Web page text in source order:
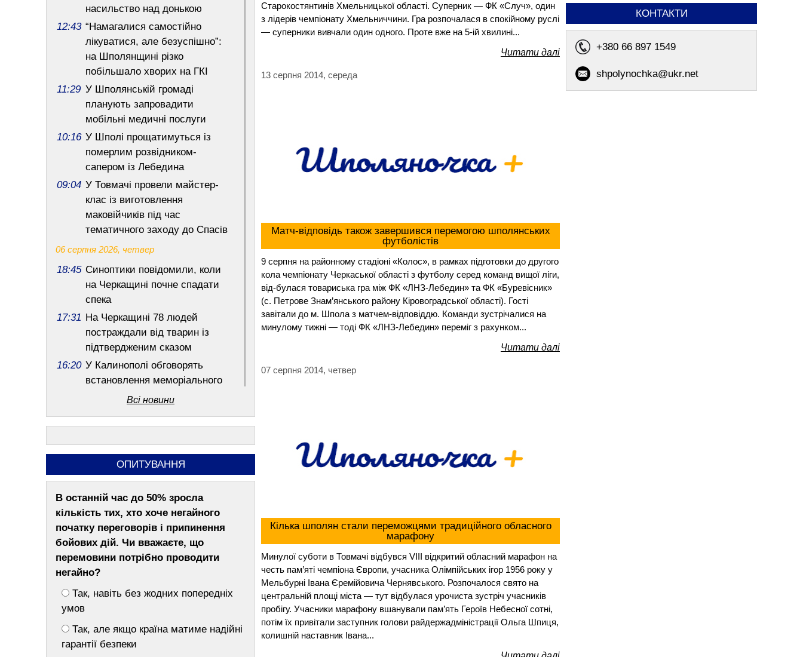
Старокостянтинів Хмельницької області. Суперник — ФК «Случ», один
з лідерів чемпіонату Хмельниччини. Гра розпочалася в спокійному руслі
— суперники вивчали один одного. Проте вже на 5-ій хвилині...
Читати далі
13 серпня 2014, середа
Матч-відповідь також завершився перемогою шполянських
футболістів
9 серпня на районному стадіоні «Колос», в рамках підготовки до другого
кола чемпіонату Черкаської області з футболу серед команд вищої ліги,
від-булася товариська гра між ФК «ЛНЗ-Лебедин» та ФК «Буревісник»
(с. Петрове Знам’янського району Кіровоградської області). Гості
завітали до м. Шпола з матчем-відповіддю. Команди зустрічалися на
минулому тижні — тоді ФК «ЛНЗ-Лебедин» переміг з рахунком...
Читати далі
07 серпня 2014, четвер
Кілька шполян стали переможцями традиційного обласного
марафону
Минулої суботи в Товмачі відбувся VIII відкритий обласний марафон на
честь пам’яті чемпіона Європи, учасника Олімпійських ігор 1956 року у
Мельбурні Івана Єремійовича Чернявського. Розпочалося свято на
центральній площі міста — тут відбулася урочиста зустріч учасників
пробігу. Учасники марафону вшанували пам’ять Героїв Небесної сотні,
потім їх привітали заступник голови райдержадміністрації Ольга Шпиця,
колишній наставник Івана...
насильство над донькою
12:43 “Намагалися самостійно
лікуватися, але безуспішно”:
на Шполянщині різко
побільшало хворих на ГКІ
11:29 У Шполянській громаді
планують запровадити
мобільні медичні послуги
10:16 У Шполі прощатимуться із
померлим розвідником-
сапером із Лебедина
09:04 У Товмачі провели майстер-
клас із виготовлення
маковійчиків під час
тематичного заходу до Спасів
06 серпня 2026, четвер
18:45 Синоптики повідомили, коли
на Черкащині почне спадати
спека
17:31 На Черкащині 78 людей
постраждали від тварин із
підтвердженим сказом
16:20 У Калинополі обговорять
встановлення меморіального
знаку “Дерево Надії”
поводився: у Тальному
працівники ТЦК силою
затримували водія (ВІДЕО)
13:56 Дружина ветерана відкрила
магазин у Шполі завдяки
12:43 На Тальнівщині чоловік до
смерті забив пенсіонера, за
яким доглядав
11:29 До +37° і грози: синоптики
погоди на Черкащині
у Шполі провели зустріч для
родин військових
Всі новини
ОПИТУВАННЯ
В останній час до 50% зросла
кількість тих, хто хоче негайного
початку переговорів і припинення
бойових дій. Чи вважаєте, що
перемовини потрібно проводити
негайно?
Так, навіть без жодних попередніх
умов
Так, але якщо країна матиме надійні
гарантії безпеки
КОНТАКТИ
+380 66 897 1549
shpolynochka@ukr.net